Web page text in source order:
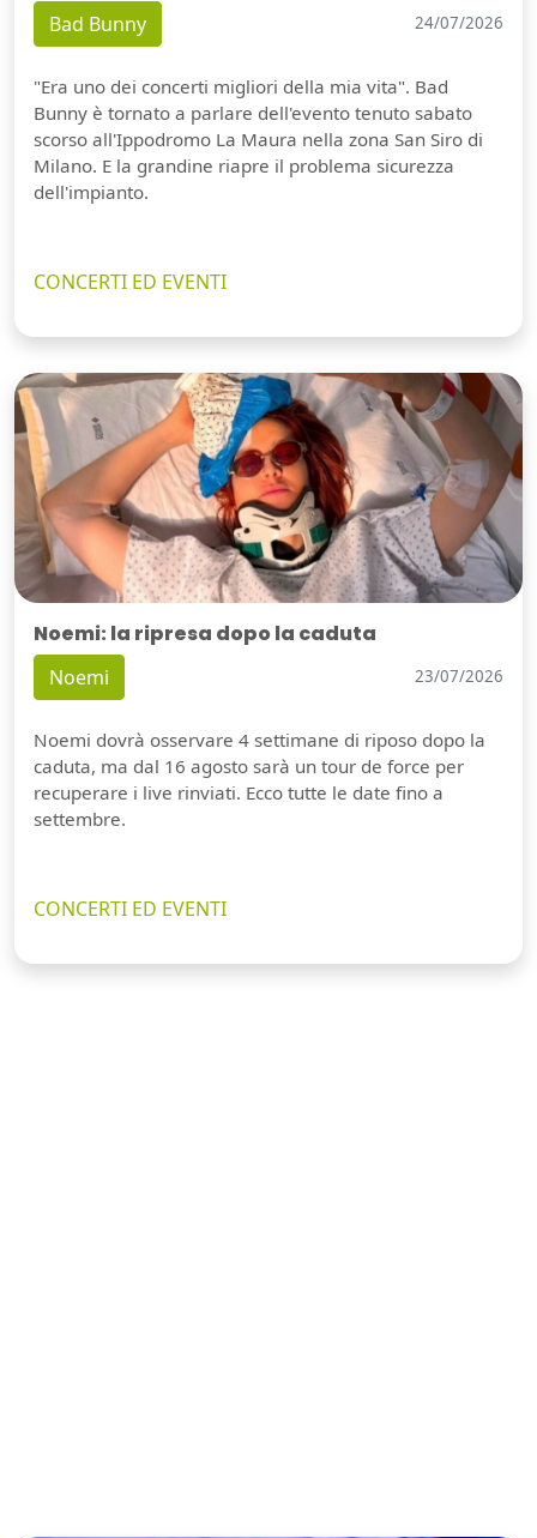
Bad Bunny 24/07/2026
"Era uno dei concerti migliori della mia vita". Bad
Bunny è tornato a parlare dell'evento tenuto sabato
scorso all'Ippodromo La Maura nella zona San Siro di
Milano. E la grandine riapre il problema sicurezza
dell'impianto.
CONCERTI ED EVENTI
Noemi: la ripresa dopo la caduta
Noemi 23/07/2026
Noemi dovrà osservare 4 settimane di riposo dopo la
caduta, ma dal 16 agosto sarà un tour de force per
recuperare i live rinviati. Ecco tutte le date fino a
settembre.
CONCERTI ED EVENTI